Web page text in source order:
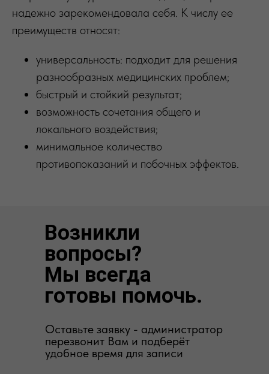
надежно зарекомендовала себя. К числу ее
преимуществ относят:
универсальность: подходит для решения
разнообразных медицинских проблем;
быстрый и стойкий результат;
возможность сочетания общего и
локального воздействия;
минимальное количество
противопоказаний и побочных эффектов.
Возникли
вопросы?
Мы всегда
готовы помочь.
Оставьте заявку - администратор
перезвонит Вам и подберёт
удобное время для записи